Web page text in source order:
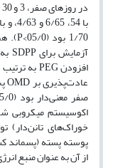
اکوسیستم میکروبی
خوراک‌های تانن‌دار)
پوسته پسته (پسماند
از آن به عنوان منبع